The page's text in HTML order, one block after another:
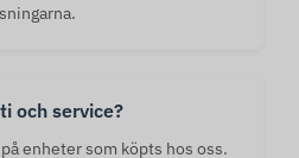
och service?
enheter som köpts hos oss.